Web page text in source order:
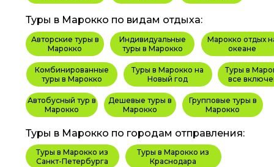
Авторские туры в
Марокко
Комбинированные
туры в Марокко
Туры в Марокко на
Новый год
Туры в
все
Индивидуальные
туры в Марокко
Марокко отдых
океане
Автобусный тур в
Марокко
Дешевые туры в
Марокко
Групповые туры в
Марокко
Туры в Марокко по видам отдыха:
Туры в Марокко из
Краснодара
Туры в Марокко из
Санкт-Петербурга
Туры в Марокко по городам отправления: